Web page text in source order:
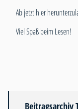
Ab jetzthier
Viel Spaß beim Lesen!
Beitragsarchiv